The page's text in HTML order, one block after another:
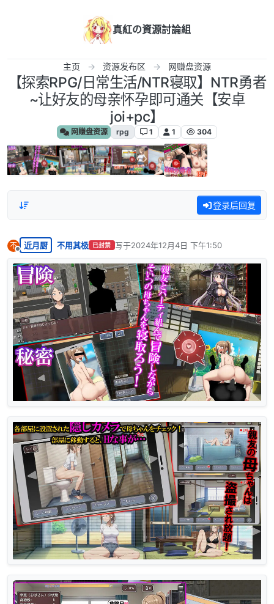
真紅の資源討論組
主页 资源发布区 网赚盘资源
【探索RPG/日常生活/NTR寝取】NTR勇者
~让好友的母亲怀孕即可通关【安卓
joi+pc】
网赚盘资源 rpg 1 1 304
登录后回复
不
离线
近月厨 不用其极 已封禁 写于2024年12月4日 下午1:50
最后由 编辑